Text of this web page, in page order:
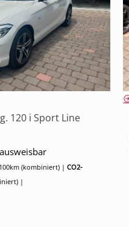
120 i Sport Line
(kombiniert) |CO2-
|